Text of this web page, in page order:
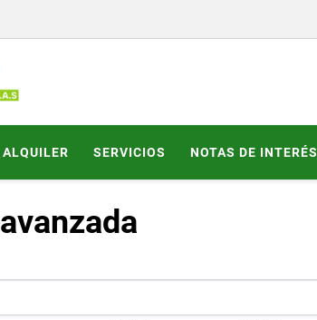
ALQUILER SERVICIOS NOTAS DE INTERÉS
avanzada